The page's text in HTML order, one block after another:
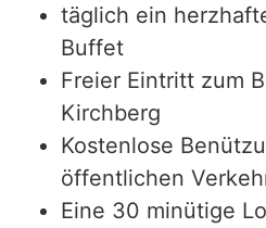
täglich ein
Buffet
Freier Eintritt zum
Kirchberg
Kostenlose
öffentlichen
Eine 30 minütige